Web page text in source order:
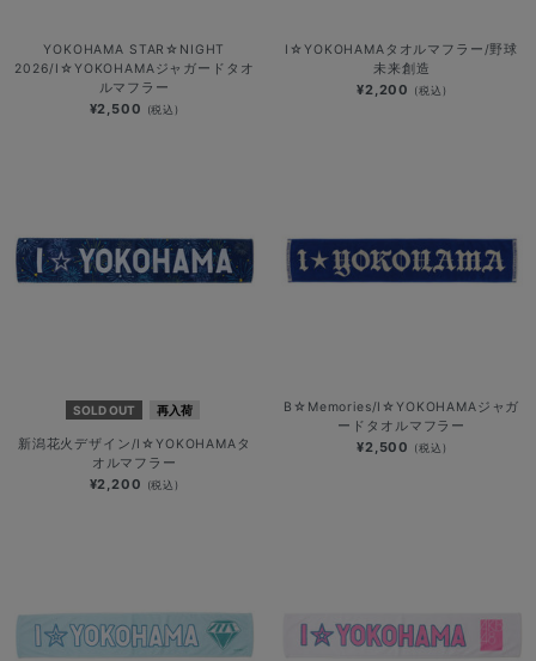
YOKOHAMA STAR☆NIGHT
2026/I☆YOKOHAMAジャガードタオ
ルマフラー
¥2,500 (税込)
I☆YOKOHAMAタオルマフラー/野球
未来創造
¥2,200 (税込)
SOLD OUT 再入荷
新潟花火デザイン/I☆YOKOHAMAタ
オルマフラー
¥2,200 (税込)
B☆Memories/I☆YOKOHAMAジャガ
ードタオルマフラー
¥2,500 (税込)